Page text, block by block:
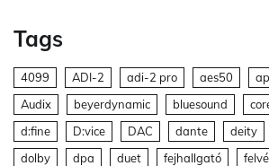
Tags
4099 ADI-2 adi-2 pro aes50
Audix
beyerdynamic bluesound
d:fine
D:vice DAC dante deity
dolby
dpa duet fejhallgató